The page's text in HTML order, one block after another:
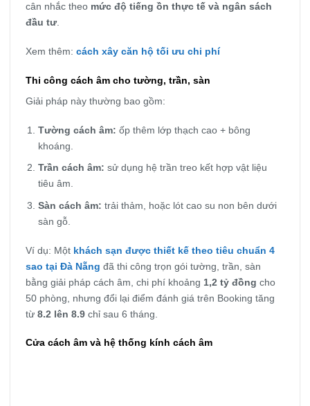
cân nhắc theo mức độ tiếng ồn thực tế và ngân sách
đầu tư.
Xem thêm: cách xây căn hộ tối ưu chi phí
Thi công cách âm cho tường, trần, sàn
Giải pháp này thường bao gồm:
Tường cách âm: ốp thêm lớp thạch cao + bông
khoáng.
Trần cách âm: sử dụng hệ trần treo kết hợp vật liệu
tiêu âm.
Sàn cách âm: trải thảm, hoặc lót cao su non bên dưới
sàn gỗ.
Ví dụ: Một khách sạn được thiết kế theo tiêu chuẩn 4
sao tại Đà Nẵng đã thi công trọn gói tường, trần, sàn
bằng giải pháp cách âm, chi phí khoảng 1,2 tỷ đồng cho
50 phòng, nhưng đổi lại điểm đánh giá trên Booking tăng
từ 8.2 lên 8.9chỉ sau 6 tháng.
Cửa cách âm và hệ thống kính cách âm